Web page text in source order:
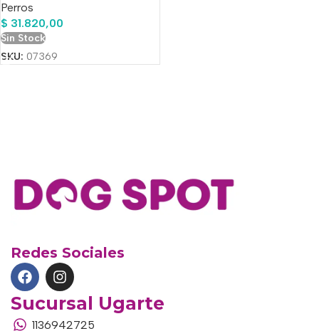
Perros
$ 31.820,00
Sin Stock
SKU: 07369
Redes Sociales
Sucursal Ugarte
1136942725